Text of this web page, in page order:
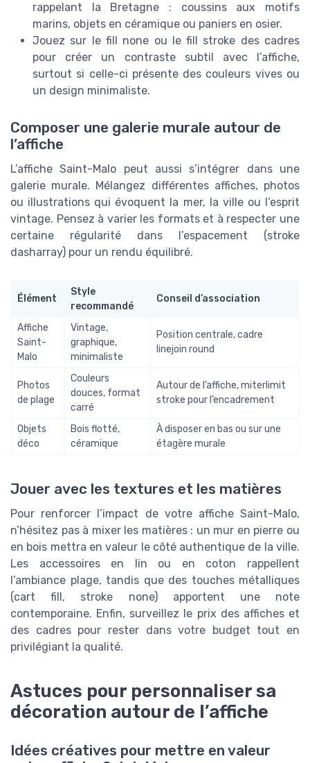
rappelant la Bretagne : coussins aux motifs
marins, objets en céramique ou paniers en osier.
Jouez sur le fill none ou le fill stroke des cadres
pour créer un contraste subtil avec l’affiche,
surtout si celle-ci présente des couleurs vives ou
un design minimaliste.
Composer une galerie murale autour de
l’affiche
L’affiche Saint-Malo peut aussi s’intégrer dans une
galerie murale. Mélangez différentes affiches, photos
ou illustrations qui évoquent la mer, la ville ou l’esprit
vintage. Pensez à varier les formats et à respecter une
certaine régularité dans l’espacement (stroke
dasharray) pour un rendu équilibré.
Élément
Style
recommandé
Conseil d’association
Affiche
Saint-
Malo
Vintage,
graphique,
minimaliste
Position centrale, cadre
linejoin round
Photos
de plage
Couleurs
douces, format
carré
Autour de l’affiche, miterlimit
stroke pour l’encadrement
Objets
déco
Bois flotté,
céramique
À disposer en bas ou sur une
étagère murale
Jouer avec les textures et les matières
Pour renforcer l’impact de votre affiche Saint-Malo,
n’hésitez pas à mixer les matières : un mur en pierre ou
en bois mettra en valeur le côté authentique de la ville.
Les accessoires en lin ou en coton rappellent
l’ambiance plage, tandis que des touches métalliques
(cart fill, stroke none) apportent une note
contemporaine. Enfin, surveillez le prix des affiches et
des cadres pour rester dans votre budget tout en
privilégiant la qualité.
Astuces pour personnaliser sa
décoration autour de l’affiche
Idées créatives pour mettre en valeur